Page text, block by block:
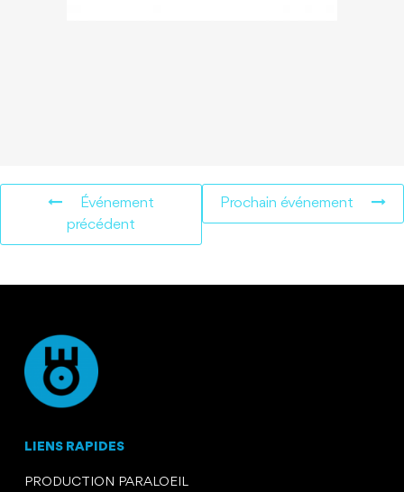
Événement
précédent
Prochain événement
LIENS RAPIDES
PRODUCTION PARALOEIL